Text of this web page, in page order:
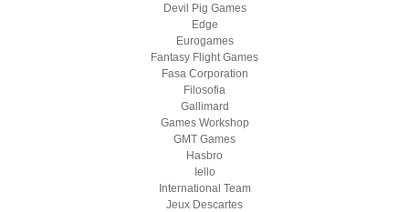
Devil Pig Games
Edge
Eurogames
Fantasy Flight Games
Fasa Corporation
Filosofia
Gallimard
Games Workshop
GMT Games
Hasbro
Iello
International Team
Jeux Descartes